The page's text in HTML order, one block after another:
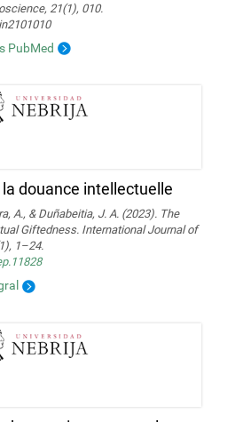
21(1), 010.
PubMed
douance intellectuelle
A., & Duñabeitia, J. A. (2023). The
Giftedness. International Journal of
1–24.